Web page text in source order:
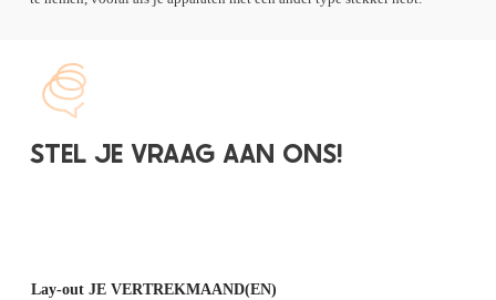
STEL JE VRAAG AAN ONS!
Lay-out JE VERTREKMAAND(EN)